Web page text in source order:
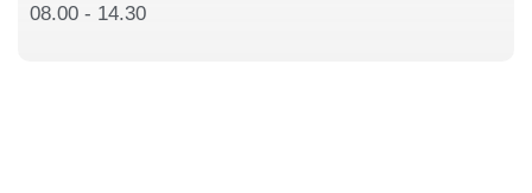
08.00 - 14.30